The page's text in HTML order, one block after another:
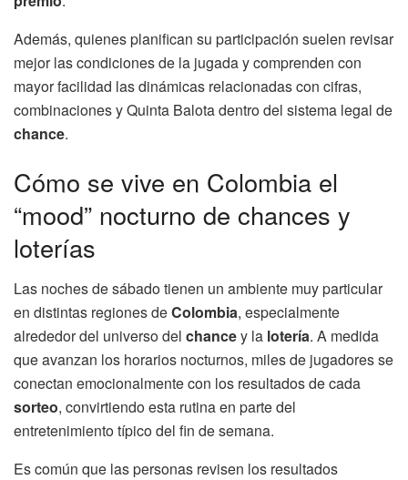
Además, quienes planifican su participación suelen revisar
mejor las condiciones de la jugada y comprenden con
mayor facilidad las dinámicas relacionadas con cifras,
combinaciones y Quinta Balota dentro del sistema legal de
chance.
Cómo se vive en Colombia el
“mood” nocturno de chances y
loterías
Las noches de sábado tienen un ambiente muy particular
en distintas regiones deColombia, especialmente
alrededor del universo del chancey la lotería. A medida
que avanzan los horarios nocturnos, miles de jugadores se
conectan emocionalmente con los resultados de cada
sorteo, convirtiendo esta rutina en parte del
entretenimiento típico del fin de semana.
Es común que las personas revisen los resultados